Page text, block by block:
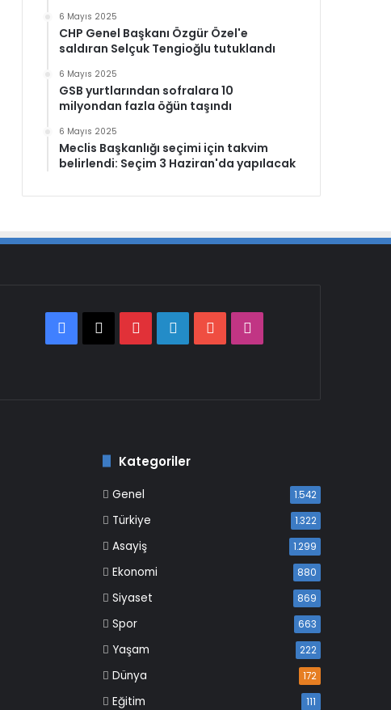
6 Mayıs 2025
CHP Genel Başkanı Özgür Özel'e
saldıran Selçuk Tengioğlu tutuklandı
6 Mayıs 2025
GSB yurtlarından sofralara 10
milyondan fazla öğün taşındı
6 Mayıs 2025
Meclis Başkanlığı seçimi için takvim
belirlendi: Seçim 3 Haziran'da yapılacak
Facebook
X PinterestLinkedInYouTube
Kategoriler
Genel 1.542
Türkiye 1.322
Asayiş 1.299
Ekonomi 880
Siyaset 869
Spor 663
Yaşam 222
Dünya 172
Eğitim 111